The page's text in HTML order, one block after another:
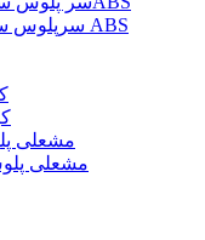
سرپلوس سمت چرخ 22 خار ABS
مشعلی پلوس
مشعلی پلوس (21